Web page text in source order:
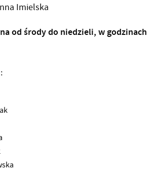
Imielska
od środy do niedzieli, w godzinach
: